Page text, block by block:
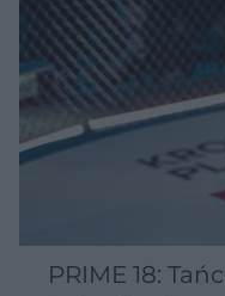
PRIME 18: